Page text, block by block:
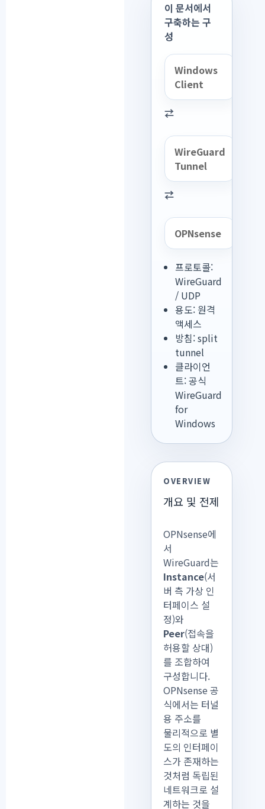
이 문서에서
구축하는 구
성
Windows
Client
⇄
WireGuard
Tunnel
⇄
OPNsense
프로토콜:
WireGuard
/ UDP
용도: 원격
액세스
방침: split
tunnel
클라이언
트: 공식
WireGuard
for
Windows
OVERVIEW
개요 및 전제
OPNsense에
서
WireGuard는
Instance(서
버 측 가상 인
터페이스 설
정)와
Peer(접속을
허용할 상대)
를 조합하여
구성합니다.
OPNsense 공
식에서는 터널
용 주소를
물리적으로 별
도의 인터페이
스가 존재하는
것처럼 독립된
네트워크로 설
계하는 것을